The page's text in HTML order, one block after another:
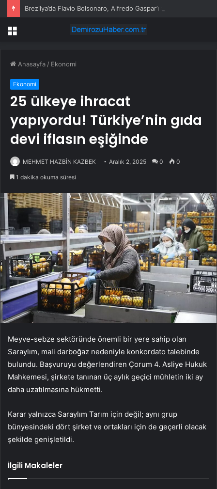
Menü
Anasayfa / Ekonomi
Ekonomi
25 ülkeye ihracat
yapıyordu! Türkiye’nin gıda
devi iflasın eşiğinde
MEHMET HAZBİN KAZBEK Aralık 2, 2025 0 0
1 dakika okuma süresi
Meyve-sebze sektöründe önemli bir yere sahip olan
Saraylım, mali darboğaz nedeniyle konkordato talebinde
bulundu. Başvuruyu değerlendiren Çorum 4. Asliye Hukuk
Mahkemesi, şirkete tanınan üç aylık geçici mühletin iki ay
daha uzatılmasına hükmetti.
Karar yalnızca Saraylım Tarım için değil; aynı grup
bünyesindeki dört şirket ve ortakları için de geçerli olacak
şekilde genişletildi.
İlgili Makaleler